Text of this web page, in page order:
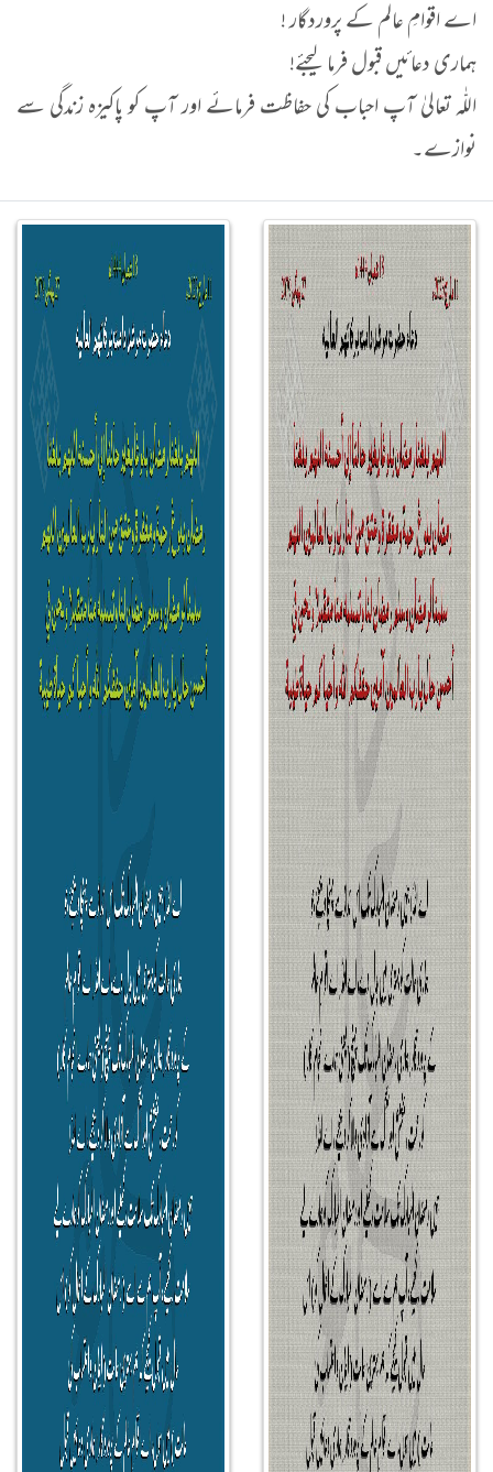
اے اقوامِ عالم کے پروردگار !
ہماری دعائیں قبول فرما لیجئے!
اللّٰہ تعالیٰ آپ احباب کی حفاظت فرمائے اور آپ کو پاکیزہ زندگی سے
نوازے۔